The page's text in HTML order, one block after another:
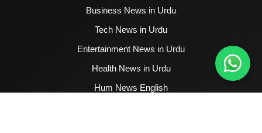
Business News in Urdu
Tech News in Urdu
Entertainment News in Urdu
Health News in Urdu
Hum News English